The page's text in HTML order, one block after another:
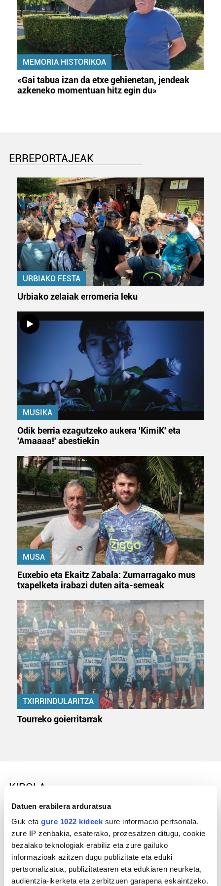
Datuen erabilera arduratsua
Guk eta gure 1022 kideek sure informacio pertsonala,
zure IP zenbakia, esaterako, prozesatzen ditugu, cookie
bezalako teknologiak erabiliz eta zure gailuko
informazioak azitzen dugu publizitate eta eduki
pertsonalizatua, publizitatearen eta edukiaren neurketa,
audientzia-ikerketa eta zerbitzuen garapena eskaintzeko.
MEMORIA HISTORIKOA
«Gai tabua izan da etxe gehienetan, jendeak
azkeneko momentuan hitz egin du»
ERREPORTAJEAK
URBIAKO FESTA
Urbiako zelaiak erromeria leku
MUSIKA
Odik berria ezagutzeko aukera 'KimiK' eta
'Amaaaa!' abestiekin
MUSA
Euxebio eta Ekaitz Zabala: Zumarragako mus
txapelketa irabazi duten aita-semeak
TXIRRINDULARITZA
Tourreko goierritarrak
KIROLA